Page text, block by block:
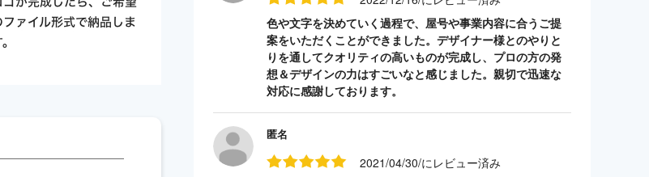
色や文字を決めていく過程で、屋号や事業内容に合うご提
案をいただくことができました。デザイナー様とのやりと
りを通してクオリティの高いものが完成し、プロの方の発
想＆デザインの力はすごいなと感じました。親切で迅速な
対応に感謝しております。
匿名
2021/04/30/にレビュー済み